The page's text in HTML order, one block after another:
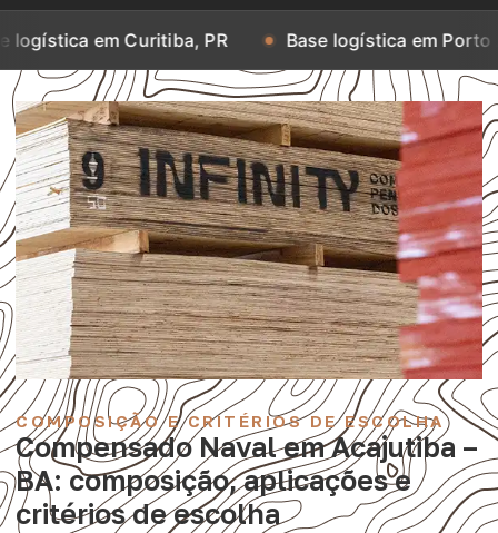
Curitiba, PR Base logística em Porto Alegre, RS
COMPOSIÇÃO E CRITÉRIOS DE ESCOLHA
Compensado Naval em Acajutiba –
BA: composição, aplicações e
critérios de escolha